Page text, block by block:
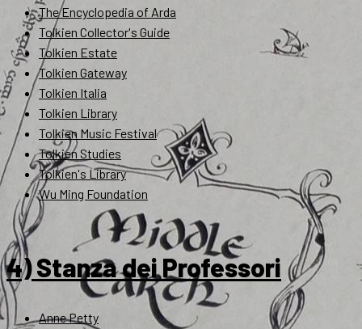
The Encyclopedia of Arda
Tolkien Collector's Guide
Tolkien Estate
Tolkien Gateway
Tolkien Italia
Tolkien Library
Tolkien Music Festival
Tolkien Studies
Tolkien's Library
Wu Ming Foundation
4) Stanza dei Professori
Anne Petty